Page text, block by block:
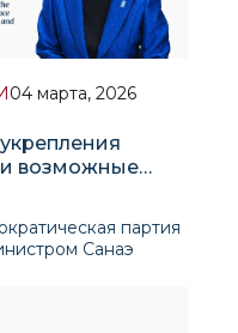
04 марта, 2026
и возможные
Азии
партия
Санаэ